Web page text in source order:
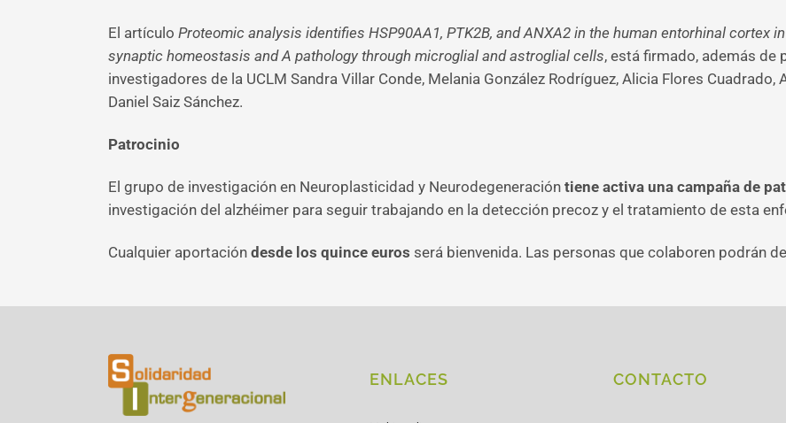
El artículo Proteomic analysis identifies HSP90AA1, PTK2B, and ANXA2 in the human entorhinal cortex
synaptic homeostasis and A pathology through microglial and astroglial cells, está firmado, además de
investigadores de la UCLM Sandra Villar Conde, Melania González Rodríguez, Alicia Flores
Daniel Saiz Sánchez.
Patrocinio
El grupo de investigación en Neuroplasticidad y Neurodegeneración tiene activa una campaña de
investigación del alzhéimer para seguir trabajando en la detección precoz y el tratamiento de esta
Cualquier aportación desde los quince euros será bienvenida. Las personas que colaboren podrán
ENLACES CONTACTO